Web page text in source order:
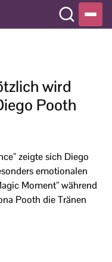
wird
Pooth
zeigte sich Diego
emotionalen
Moment” während
Pooth die Tränen